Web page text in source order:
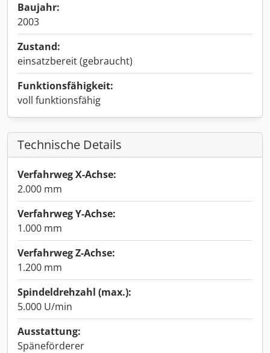
Baujahr:
2003
Zustand:
einsatzbereit (gebraucht)
Funktionsfähigkeit:
voll funktionsfähig
Technische Details
Verfahrweg X-Achse:
2.000 mm
Verfahrweg Y-Achse:
1.000 mm
Verfahrweg Z-Achse:
1.200 mm
Spindeldrehzahl (max.):
5.000 U/min
Ausstattung:
Späneförderer